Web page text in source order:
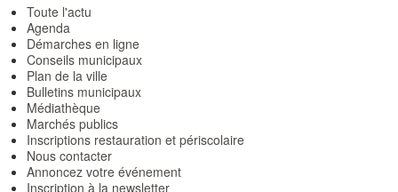
Toute l'actu
Agenda
Démarches en ligne
Conseils municipaux
Plan de la ville
Bulletins municipaux
Médiathèque
Marchés publics
Inscriptions restauration et périscolaire
Nous contacter
Annoncez votre événement
Inscription à la newsletter